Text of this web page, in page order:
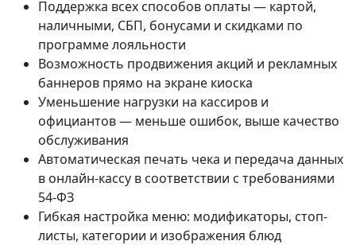
Поддержка всех способов оплаты — картой,
наличными, СБП, бонусами и скидками по
программе лояльности
Возможность продвижения акций и рекламных
баннеров прямо на экране киоска
Уменьшение нагрузки на кассиров и
официантов — меньше ошибок, выше качество
обслуживания
Автоматическая печать чека и передача данных
в онлайн-кассу в соответствии с требованиями
54-ФЗ
Гибкая настройка меню: модификаторы, стоп-
листы, категории и изображения блюд